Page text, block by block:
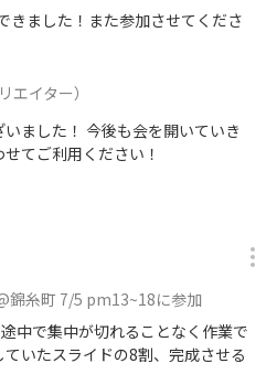
きました！また参加させてくださ
エイター）
ました！ 今後も会を開いていき
てご利用ください！
錦糸町 7/5 pm13~18に参加
中で集中が切れることなく作業で
いたスライドの8割、完成させる